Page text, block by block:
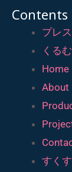
Contents
プレ
くる
Home
About
すく